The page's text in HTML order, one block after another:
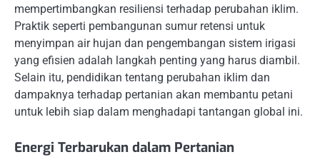
mempertimbangkan resiliensi terhadap perubahan iklim.
Praktik seperti pembangunan sumur retensi untuk
menyimpan air hujan dan pengembangan sistem irigasi
yang efisien adalah langkah penting yang harus diambil.
Selain itu, pendidikan tentang perubahan iklim dan
dampaknya terhadap pertanian akan membantu petani
untuk lebih siap dalam menghadapi tantangan global ini.
Energi Terbarukan dalam Pertanian